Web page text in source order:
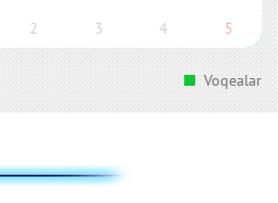
2 3 4 5
Voqealar